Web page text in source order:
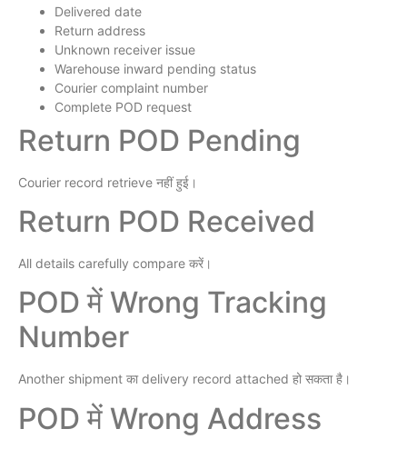
Delivered date
Return address
Unknown receiver issue
Warehouse inward pending status
Courier complaint number
Complete POD request
Return POD Pending
Courier record retrieve नहीं हुई।
Return POD Received
All details carefully compare करें।
POD में Wrong Tracking
Number
Another shipment का delivery record attached हो सकता है।
POD में Wrong Address